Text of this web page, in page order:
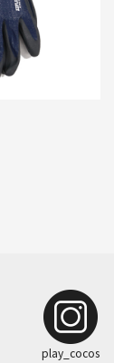
play_cocos